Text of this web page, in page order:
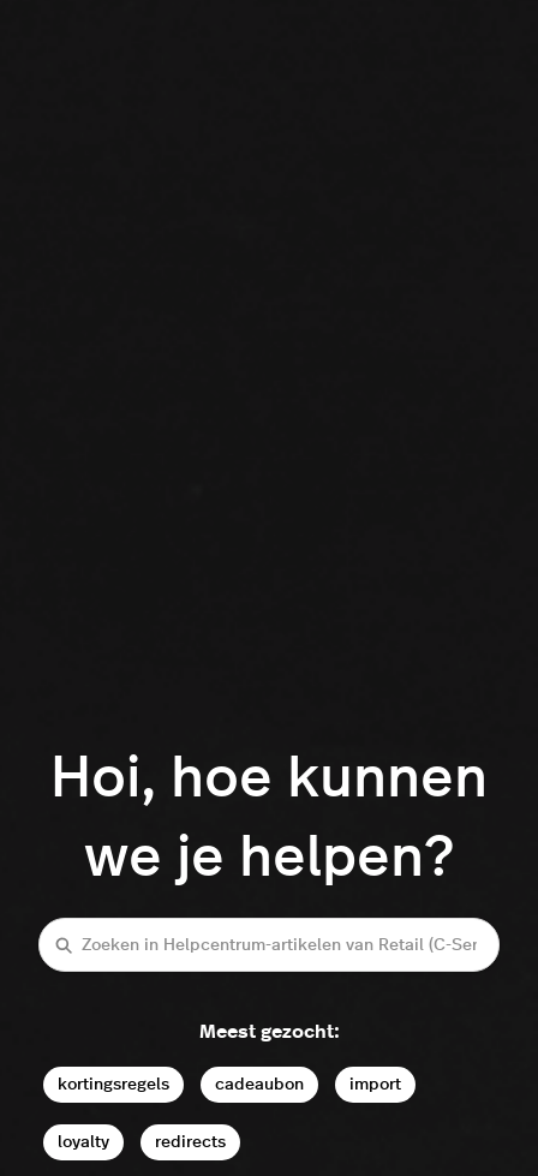
Hoi, hoe kunnen
we je helpen?
Zoeken
Meest gezocht:
kortingsregels cadeaubon import
loyalty redirects